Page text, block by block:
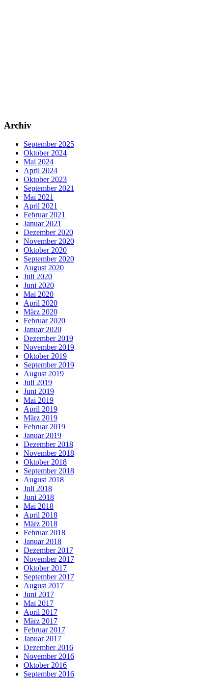
Archiv
September 2025
Oktober 2024
Mai 2024
April 2024
Oktober 2023
September 2021
Mai 2021
April 2021
Februar 2021
Januar 2021
Dezember 2020
November 2020
Oktober 2020
September 2020
August 2020
Juli 2020
Juni 2020
Mai 2020
April 2020
März 2020
Februar 2020
Januar 2020
Dezember 2019
November 2019
Oktober 2019
September 2019
August 2019
Juli 2019
Juni 2019
Mai 2019
April 2019
März 2019
Februar 2019
Januar 2019
Dezember 2018
November 2018
Oktober 2018
September 2018
August 2018
Juli 2018
Juni 2018
Mai 2018
April 2018
März 2018
Februar 2018
Januar 2018
Dezember 2017
November 2017
Oktober 2017
September 2017
August 2017
Juni 2017
Mai 2017
April 2017
März 2017
Februar 2017
Januar 2017
Dezember 2016
November 2016
Oktober 2016
September 2016